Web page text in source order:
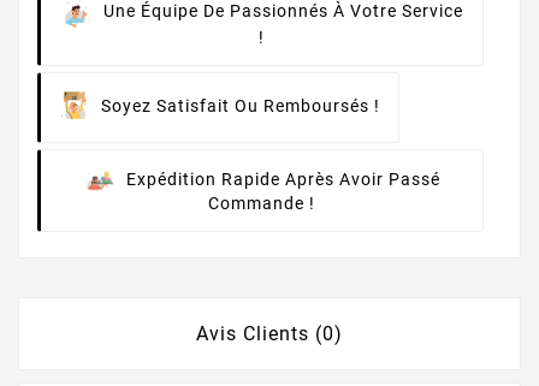
Une Équipe De Passionnés À Votre Service
!
Soyez Satisfait Ou Remboursés !
Expédition Rapide Après Avoir Passé
Commande !
Avis Clients (0)